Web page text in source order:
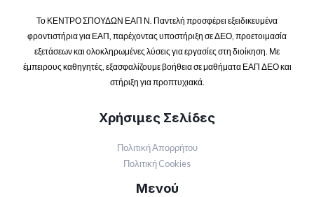
Το ΚΕΝΤΡΟ ΣΠΟΥΔΩΝ ΕΑΠ Ν. Παντελή προσφέρει εξειδικευμένα
φροντιστήρια για ΕΑΠ, παρέχοντας υποστήριξη σε ΔΕΟ, προετοιμασία
εξετάσεων και ολοκληρωμένες λύσεις για εργασίες στη διοίκηση. Με
έμπειρους καθηγητές, εξασφαλίζουμε βοήθεια σε μαθήματα ΕΑΠ ΔΕΟ και
στήριξη για προπτυχιακά.
Χρήσιμες Σελίδες
Πολιτική Απορρήτου
Πολιτική Cookies
Μενού